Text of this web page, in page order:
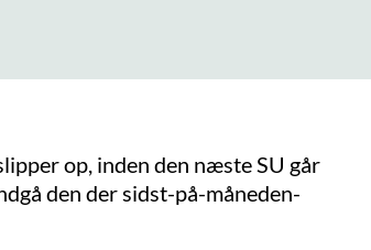
op, inden den næste SU går
den der sidst-på-måneden-